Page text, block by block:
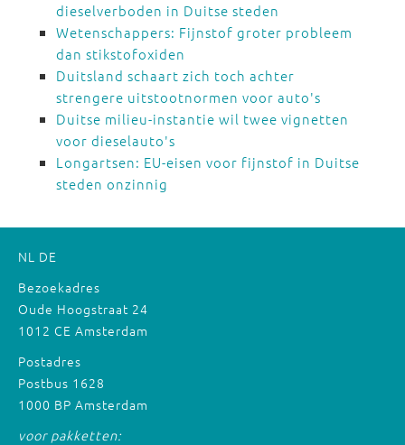
dieselverboden in Duitse steden
Wetenschappers: Fijnstof groter probleem
dan stikstofoxiden
Duitsland schaart zich toch achter
strengere uitstootnormen voor auto's
Duitse milieu-instantie wil twee vignetten
voor dieselauto's
Longartsen: EU-eisen voor fijnstof in Duitse
steden onzinnig
NL DE
Bezoekadres
Oude Hoogstraat 24
1012 CE Amsterdam
Postadres
Postbus 1628
1000 BP Amsterdam
voor pakketten: